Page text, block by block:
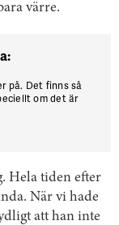
värre.
på. Det finns så
om det är
Hela tiden efter
När vi hade
att han inte